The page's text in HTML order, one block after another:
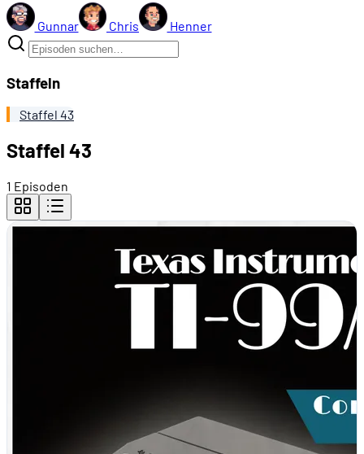
Gunnar Chris Henner
Staffeln
Staffel 43
Staffel 43
1 Episoden